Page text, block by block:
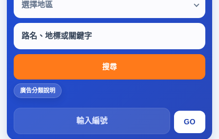
選擇地區
搜尋
廣告分類說明
搜